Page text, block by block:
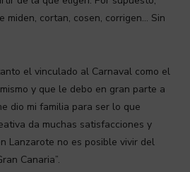
miden, cortan, cosen, corrigen… Sin
el vinculado al Carnaval como el
y que le debo en gran parte a
dio mi familia para ser lo que
da muchas satisfacciones y
Lanzarote no es posible vivir del
Canaria”.